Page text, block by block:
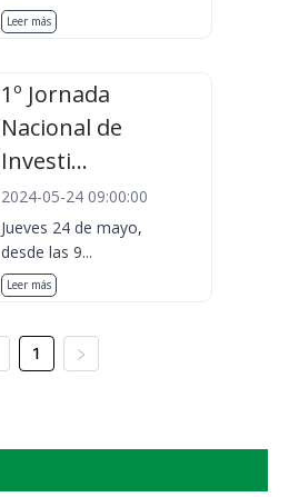
Leer más
1º Jornada
Nacional de
Investi...
2024-05-24 09:00:00
Jueves 24 de mayo,
desde las 9...
Leer más
1